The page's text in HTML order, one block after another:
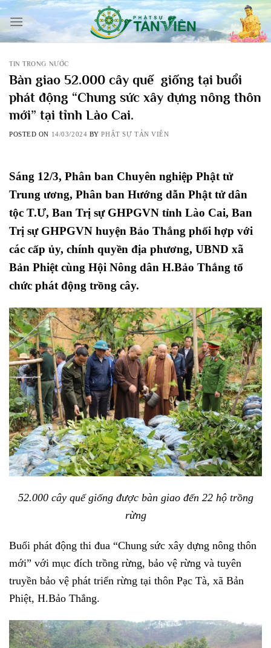
Skip
content
TIN TRONG NƯỚC
Bàn giao 52.000 cây quế giống tại buổi
phát động “Chung sức xây dựng nông thôn
mới” tại tỉnh Lào Cai.
POSTED ON 14/03/2024 BYPHẬT SỰ TẢN VIÊN
Sáng 12/3, Phân ban Chuyên nghiệp Phật tử
Trung ương, Phân ban Hướng dẫn Phật tử dân
tộc T.Ư, Ban Trị sự GHPGVN tỉnh Lào Cai, Ban
Trị sự GHPGVN huyện Bảo Thắng phối hợp với
các cấp ủy, chính quyền địa phương, UBND xã
Bản Phiệt cùng Hội Nông dân H.Bảo Thắng tổ
chức phát động trồng cây.
52.000 cây quế giống được bàn giao đến 22 hộ trồng
rừng
Buổi phát động thi đua “Chung sức xây dựng nông thôn
mới” với mục đích trồng rừng, bảo vệ rừng và tuyên
truyền bảo vệ phát triển rừng tại thôn Pạc Tà, xã Bản
Phiệt, H.Bảo Thắng.